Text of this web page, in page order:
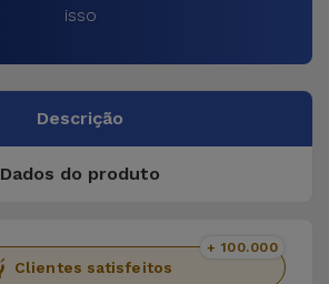
isso
Descrição
Dados do produto
Clientes satisfeitos
+ 100.000